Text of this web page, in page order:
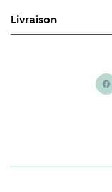
Livraison